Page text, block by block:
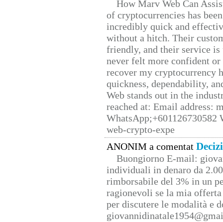
How Marv Web Can
of cryptocurrencies has
incredibly quick and
without a hitch. Their
friendly, and their service
never felt more confident
recover my cryptocurrency
quickness, dependability,
Web stands out in the
reached at: Email address:
web-crypto-expe
ANONIM a comentat
Buongiorno E-mail:
individuali in denaro da
rimborsabile del 3% in un
ragionevoli se la mia
per discutere le modalità e